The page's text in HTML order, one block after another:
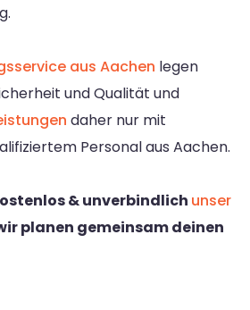
aus Aachen legen
und Qualität und
daher nur mit
Personal aus Aachen.
& unverbindlich unser
planen gemeinsam deinen